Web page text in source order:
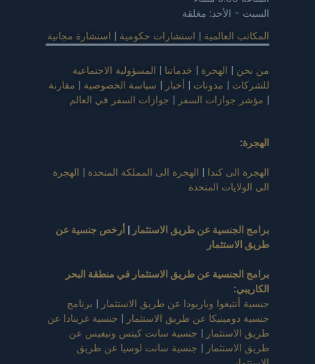
السبت - الأحد: مغلقة
المكاتب العالمية | استشارات حكومية | استشارة مجانية
من نحن | الهجرة | خدماتنا | المسؤولية الاجتماعية
للشركات | مدونات | أخبار | سياسة الخصوصية | مقارنة
| مؤشر جوازات السفر | جوازات السفر في العالم
الهجرة:
الهجرة الى كندا | الهجرة الى المملكة المتحدة | الهجرة
الى الولايات المتحدة
برامج الجنسية عن طريق الاستثمار | أرخص جنسية عن
طريق الاستثمار
برامج الجنسية عن طريق الاستثمار في منطقة البحر
الكاريبي:
جنسية أنتيغوا وباربودا عن طريق الاستثمار | برنامج
جنسية دومينيكا عن طريق الاستثمار | جنسية غرينادا عن
طريق الاستثمار | جنسية سانت كيتس ونيفيس عن
طريق الاستثمار | جنسية سانت لوسيا عن طريق